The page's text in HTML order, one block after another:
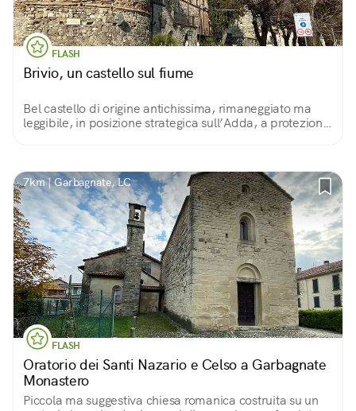
FLASH
Brivio, un castello sul fiume
Bel castello di origine antichissima, rimaneggiato ma
leggibile, in posizione strategica sull’Adda, a protezione
7km | Garbagnate, LC
FLASH
Oratorio dei Santi Nazario e Celso a Garbagnate
Monastero
Piccola ma suggestiva chiesa romanica costruita su un